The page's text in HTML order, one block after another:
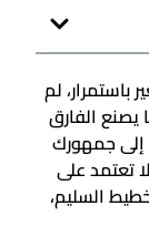
باستمرار، لم
الفارق
جمهورك
تعتمد على
السليم،